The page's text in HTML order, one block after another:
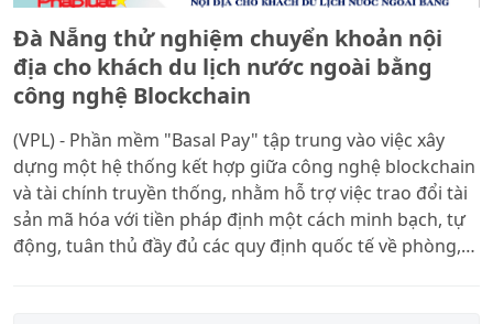
Đà Nẵng thử nghiệm chuyển khoản nội
địa cho khách du lịch nước ngoài bằng
công nghệ Blockchain
(VPL) - Phần mềm "Basal Pay" tập trung vào việc xây
dựng một hệ thống kết hợp giữa công nghệ blockchain
và tài chính truyền thống, nhằm hỗ trợ việc trao đổi tài
sản mã hóa với tiền pháp định một cách minh bạch, tự
động, tuân thủ đầy đủ các quy định quốc tế về phòng,